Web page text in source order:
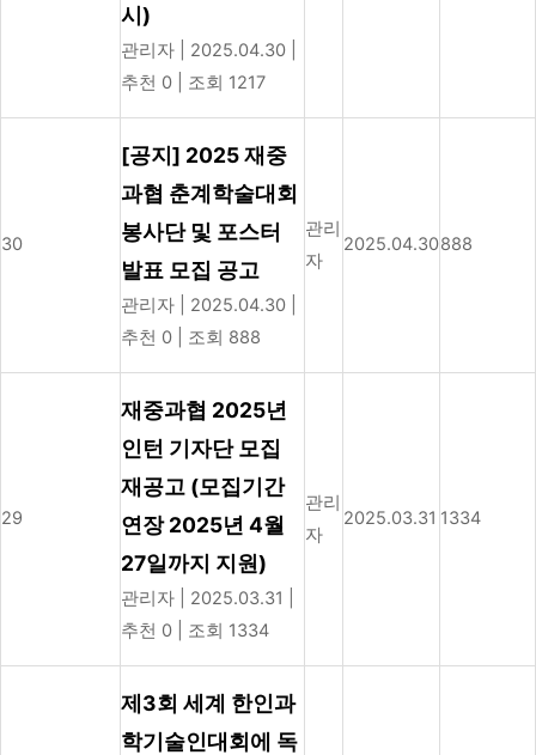
시)
관리자 2025.04.30
추천 0
조회 1217
30
[공지] 2025 재중
과협 춘계학술대회
봉사단 및 포스터
발표 모집 공고
관리자 2025.04.30
추천 0
조회 888
관리
자
2025.04.30888
29
재중과협 2025년
인턴 기자단 모집
재공고 (모집기간
연장 2025년 4월
27일까지 지원)
관리자 2025.03.31
추천 0
조회 1334
관리
자
2025.03.31 1334
제3회 세계 한인과
학기술인대회에 독